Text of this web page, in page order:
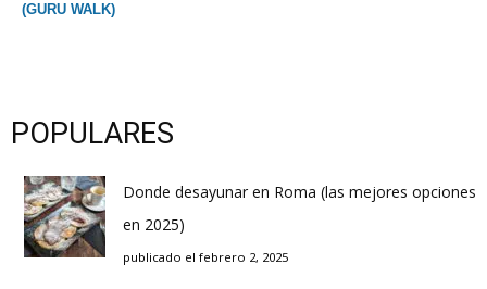
(GURU WALK)
POPULARES
Donde desayunar en Roma (las mejores opciones
en 2025)
publicado el febrero 2, 2025